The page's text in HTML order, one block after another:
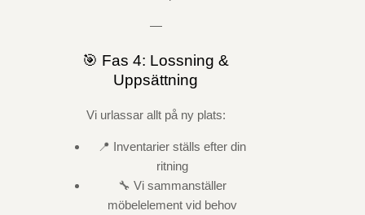
—
🎯 Fas 4: Lossning &
Uppsättning
Vi urlassar allt på ny plats:
📍 Inventarier ställs efter din
ritning
🔧 Vi sammanställer
möbelelement vid behov